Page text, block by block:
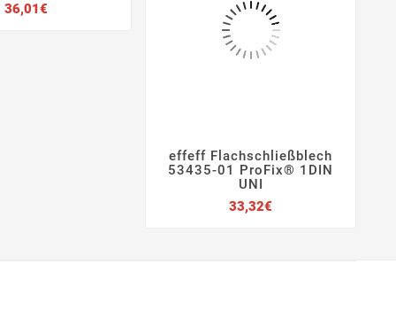
36,01€
   
effeff Flachschließblech
53435-01 ProFix® 1DIN
UNI
33,32€